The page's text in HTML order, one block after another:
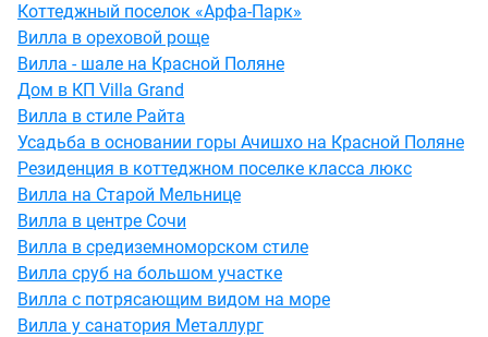
Коттеджный поселок «Арфа-Парк»
Вилла в ореховой роще
Вилла - шале на Красной Поляне
Дом в КП Villa Grand
Вилла в стиле Райта
Усадьба в основании горы Ачишхо на Красной Поляне
Резиденция в коттеджном поселке класса люкс
Вилла на Старой Мельнице
Вилла в центре Сочи
Вилла в средиземноморском стиле
Вилла сруб на большом участке
Вилла с потрясающим видом на море
Вилла у санатория Металлург